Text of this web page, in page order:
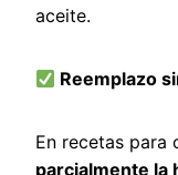
aceite.
Reemplazo
En recetas para
parcialmente la